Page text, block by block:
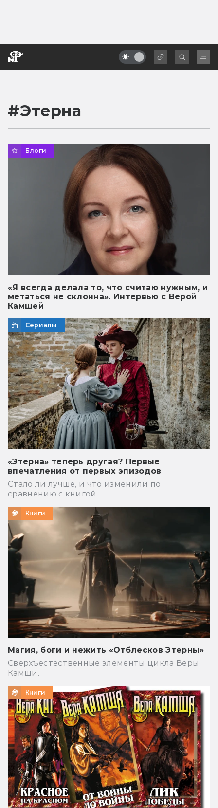
#Этерна
Блоги
«Я всегда делала то, что считаю нужным, и
метаться не склонна». Интервью с Верой
Камшей
Сериалы
«Этерна» теперь другая? Первые
впечатления от первых эпизодов
Стало ли лучше, и что изменили по
сравнению с книгой.
Книги
Магия, боги и нежить «Отблесков Этерны»
Сверхъестественные элементы цикла Веры
Камши.
Книги